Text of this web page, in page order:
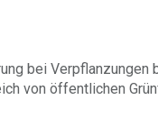
bei
von öffentlichen